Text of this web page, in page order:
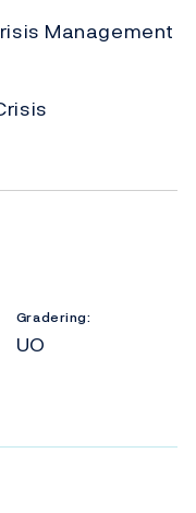
Management
Gradering:
UO